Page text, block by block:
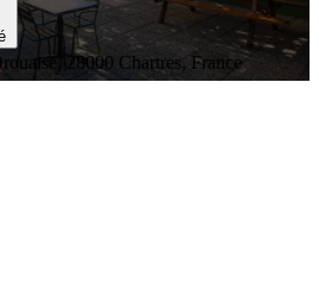
28000 Chartres, France